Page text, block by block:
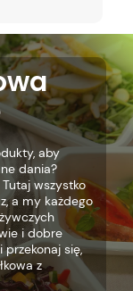
aby
dania?
wszystko
a my każdego
i dobre
się,
z